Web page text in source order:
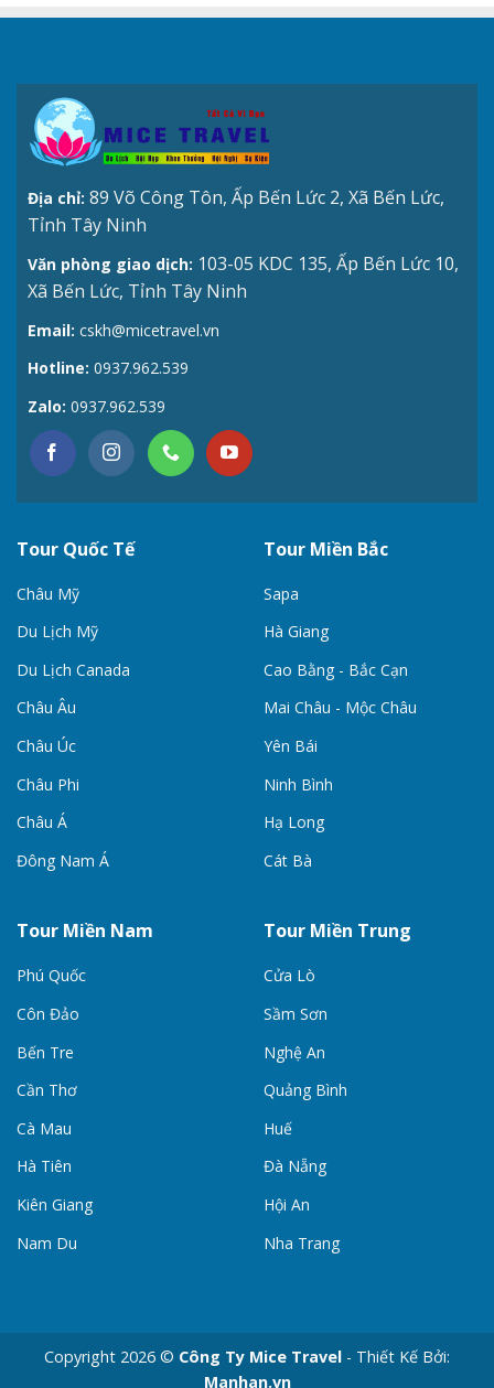
Địa chỉ: 89 Võ Công Tôn, Ấp Bến Lức 2, Xã Bến Lức,
Tỉnh Tây Ninh
Văn phòng giao dịch: 103-05 KDC 135, Ấp Bến Lức 10,
Xã Bến Lức, Tỉnh Tây Ninh
Email: cskh@micetravel.vn
Hotline: 0937.962.539
Zalo: 0937.962.539
Tour Quốc Tế
Châu Mỹ
Du Lịch Mỹ
Du Lịch Canada
Châu Âu
Châu Úc
Châu Phi
Châu Á
Đông Nam Á
Tour Miền Bắc
Sapa
Hà Giang
Cao Bằng - Bắc Cạn
Mai Châu - Mộc Châu
Yên Bái
Ninh Bình
Hạ Long
Cát Bà
Tour Miền Nam
Phú Quốc
Côn Đảo
Bến Tre
Cần Thơ
Cà Mau
Hà Tiên
Kiên Giang
Nam Du
Tour Miền Trung
Cửa Lò
Sầm Sơn
Nghệ An
Quảng Bình
Huế
Đà Nẵng
Hội An
Nha Trang
Copyright 2026 © Công Ty Mice Travel - Thiết Kế Bởi:
Manhan.vn